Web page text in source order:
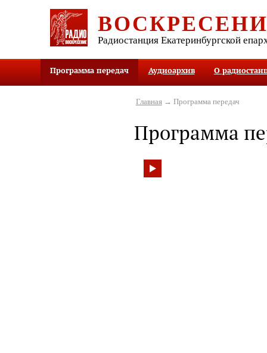
Радиостанция Екатеринбургской
Программа передач Аудиоархив О
Главная→ Программа передач
Программа